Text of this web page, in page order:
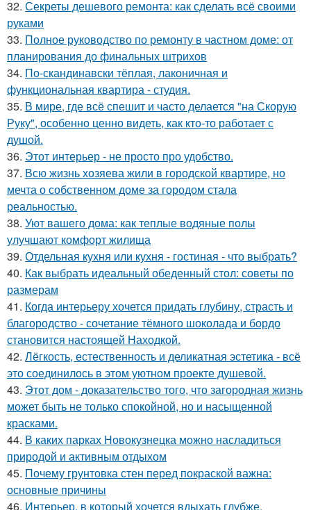
32. Секреты дешевого ремонта: как сделать всё своими
руками
33. Полное руководство по ремонту в частном доме: от
планирования до финальных штрихов
34. По-скандинавски тёплая, лаконичная и
функциональная квартира - студия.
35. В мире, где всё спешит и часто делается "на Скорую
Руку", особенно ценно видеть, как кто-то работает с
душой.
36. Этот интерьер - не просто про удобство.
37. Всю жизнь хозяева жили в городской квартире, но
мечта о собственном доме за городом стала
реальностью.
38. Уют вашего дома: как теплые водяные полы
улучшают комфорт жилища
39. Отдельная кухня или кухня - гостиная - что выбрать?
40. Как выбрать идеальный обеденный стол: советы по
размерам
41. Когда интерьеру хочется придать глубину, страсть и
благородство - сочетание тёмного шоколада и бордо
становится настоящей Находкой.
42. Лёгкость, естественность и деликатная эстетика - всё
это соединилось в этом уютном проекте душевой.
43. Этот дом - доказательство того, что загородная жизнь
может быть не только спокойной, но и насыщенной
красками.
44. В каких парках Новокузнецка можно насладиться
природой и активным отдыхом
45. Почему грунтовка стен перед покраской важна:
основные причины
46. Интерьер, в который хочется вдыхать глубже.